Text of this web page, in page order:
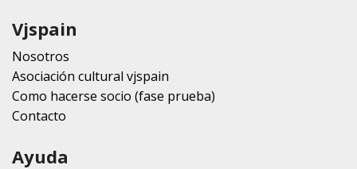
Vjspain
Nosotros
Asociación cultural vjspain
Como hacerse socio (fase prueba)
Contacto
Ayuda